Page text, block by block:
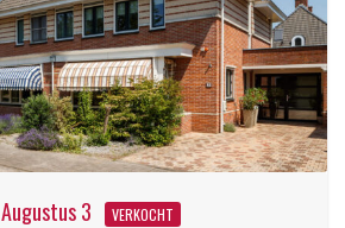
Augustus 3 VERKOCHT